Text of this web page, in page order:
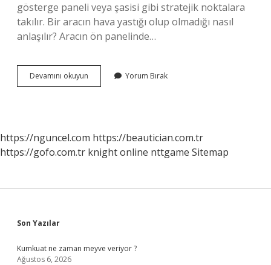
gösterge paneli veya şasisi gibi stratejik noktalara
takılır. Bir aracın hava yastığı olup olmadığı nasıl
anlaşılır? Aracın ön panelinde…
Devamını okuyun
Nasıl
Yorum Bırak
https://nguncel.com https://beautician.com.tr
https://gofo.com.tr knight online nttgame Sitemap
Sidebar
Son Yazılar
Kumkuat ne zaman meyve veriyor ?
Ağustos 6, 2026